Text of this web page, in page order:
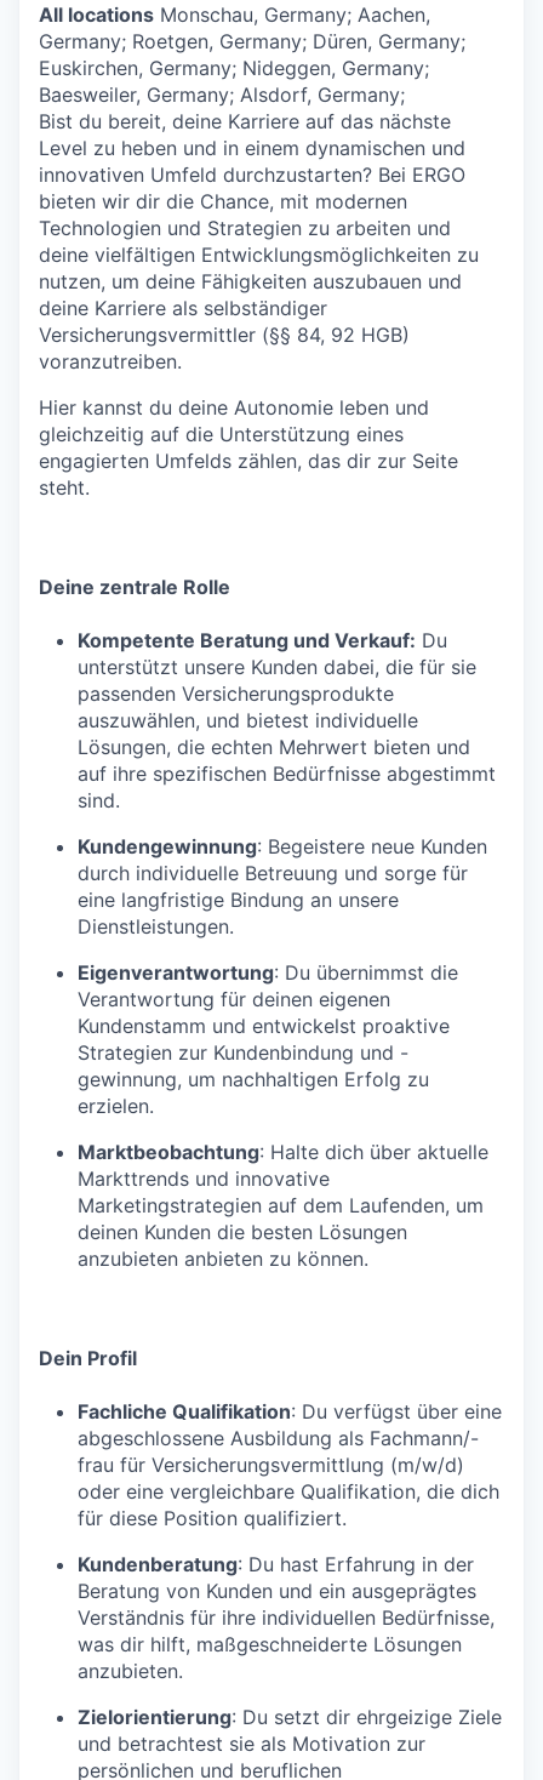
All locations Monschau, Germany; Aachen,
Germany; Roetgen, Germany; Düren, Germany;
Euskirchen, Germany; Nideggen, Germany;
Baesweiler, Germany; Alsdorf, Germany;
Bist du bereit, deine Karriere auf das nächste
Level zu heben und in einem dynamischen und
innovativen Umfeld durchzustarten? Bei ERGO
bieten wir dir die Chance, mit modernen
Technologien und Strategien zu arbeiten und
deine vielfältigen Entwicklungsmöglichkeiten zu
nutzen, um deine Fähigkeiten auszubauen und
deine Karriere als selbständiger
Versicherungsvermittler (§§ 84, 92 HGB)
voranzutreiben.
Hier kannst du deine Autonomie leben und
gleichzeitig auf die Unterstützung eines
engagierten Umfelds zählen, das dir zur Seite
steht.
Deine zentrale Rolle
Kompetente Beratung und Verkauf: Du
unterstützt unsere Kunden dabei, die für sie
passenden Versicherungsprodukte
auszuwählen, und bietest individuelle
Lösungen, die echten Mehrwert bieten und
auf ihre spezifischen Bedürfnisse abgestimmt
sind.
Kundengewinnung: Begeistere neue Kunden
durch individuelle Betreuung und sorge für
eine langfristige Bindung an unsere
Dienstleistungen.
Eigenverantwortung: Du übernimmst die
Verantwortung für deinen eigenen
Kundenstamm und entwickelst proaktive
Strategien zur Kundenbindung und -
gewinnung, um nachhaltigen Erfolg zu
erzielen.
Marktbeobachtung: Halte dich über aktuelle
Markttrends und innovative
Marketingstrategien auf dem Laufenden, um
deinen Kunden die besten Lösungen
anzubieten anbieten zu können.
Dein Profil
Fachliche Qualifikation: Du verfügst über eine
abgeschlossene Ausbildung als Fachmann/-
frau für Versicherungsvermittlung (m/w/d)
oder eine vergleichbare Qualifikation, die dich
für diese Position qualifiziert.
Kundenberatung: Du hast Erfahrung in der
Beratung von Kunden und ein ausgeprägtes
Verständnis für ihre individuellen Bedürfnisse,
was dir hilft, maßgeschneiderte Lösungen
anzubieten.
Zielorientierung: Du setzt dir ehrgeizige Ziele
und betrachtest sie als Motivation zur
persönlichen und beruflichen